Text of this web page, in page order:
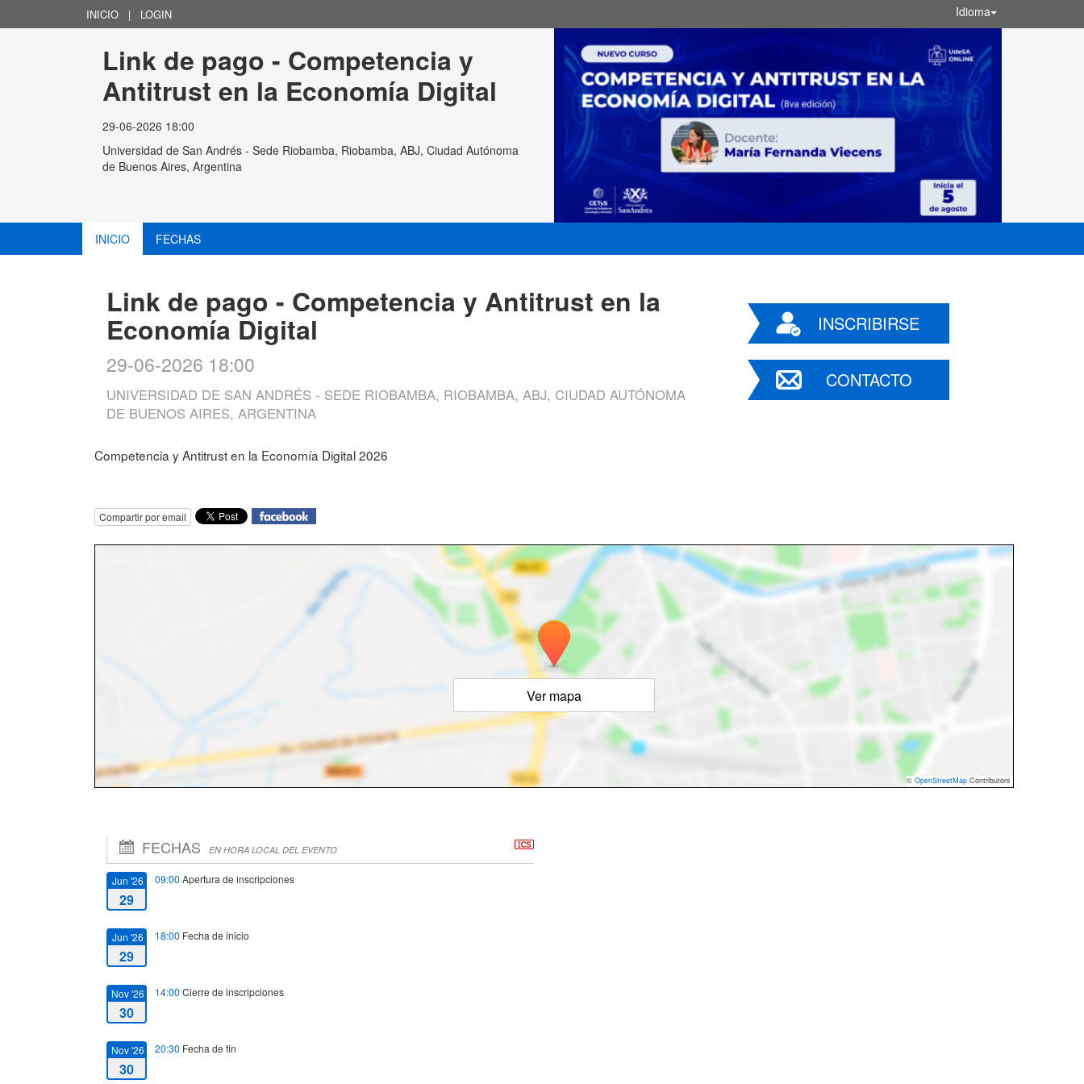
INICIO | LOGIN Idioma
Link de pago - Competencia y
Antitrust en la Economía Digital
29-06-2026 18:00
Universidad de San Andrés - Sede Riobamba, Riobamba, ABJ, Ciudad Autónoma
de Buenos Aires, Argentina
INICIO FECHAS
Link de pago - Competencia y Antitrust en la
Economía Digital
29-06-2026 18:00
UNIVERSIDAD DE SAN ANDRÉS - SEDE RIOBAMBA, RIOBAMBA, ABJ, CIUDAD AUTÓNOMA
DE BUENOS AIRES, ARGENTINA
INSCRIBIRSE
CONTACTO
Competencia y Antitrust en la Economía Digital 2026
Compartir por email
Ver mapa
© OpenStreetMap Contributors
FECHAS EN HORA LOCAL DEL EVENTO
Jun '26
29
09:00 Apertura de inscripciones
Jun '26
29
18:00 Fecha de inicio
Nov '26
30
14:00 Cierre de inscripciones
Nov '26
30
20:30 Fecha de fin